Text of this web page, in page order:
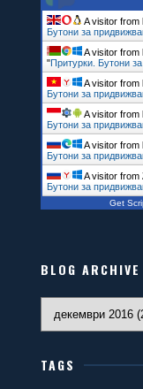
A visitor from
Бутони за
A visitor from
"Притурки. Бутони
A visitor from
Бутони за
A visitor from
Бутони за
A visitor from
Бутони за
A visitor from
Бутони за
Get
BLOG ARCHIVE
TAGS